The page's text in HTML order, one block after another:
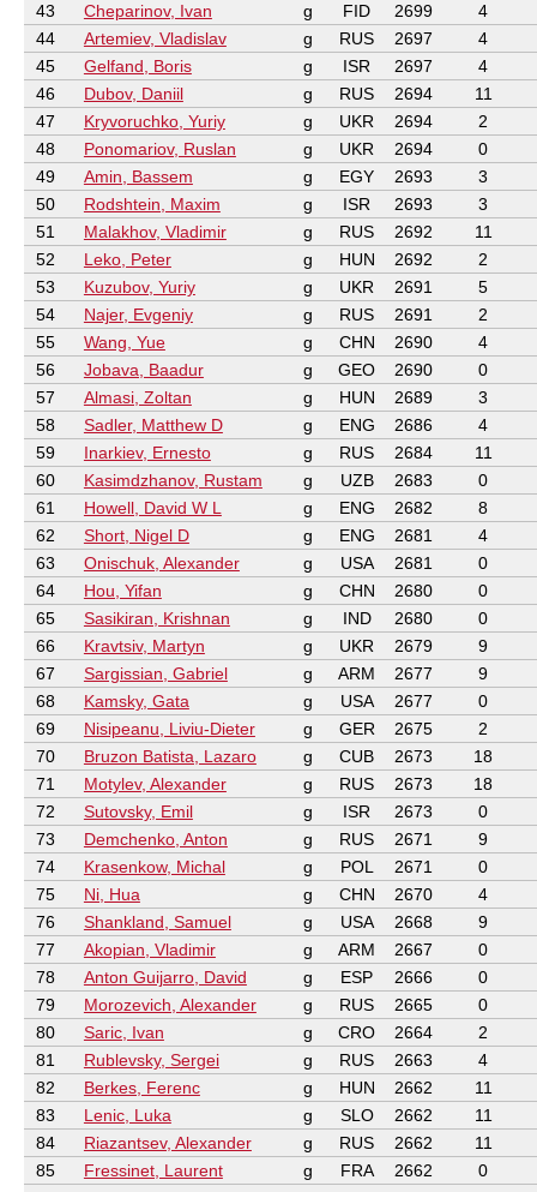
43
Cheparinov, Ivan g FID 2699 4
44
Artemiev, Vladislav g RUS 2697 4
45
Gelfand, Boris g ISR 2697 4
46
Dubov, Daniil g RUS 2694 11
47
Kryvoruchko, Yuriy g UKR 2694 2
48
Ponomariov, Ruslan g UKR 2694 0
49
Amin, Bassem g EGY 2693 3
50
Rodshtein, Maxim g ISR 2693 3
51
Malakhov, Vladimir g RUS 2692 11
52
Leko, Peter g HUN 2692 2
53
Kuzubov, Yuriy g UKR 2691 5
54
Najer, Evgeniy g RUS 2691 2
55
Wang, Yue g CHN 2690 4
56
Jobava, Baadur g GEO 2690 0
57
Almasi, Zoltan g HUN 2689 3
58
Sadler, Matthew D g ENG 2686 4
59
Inarkiev, Ernesto g RUS 2684 11
60
Kasimdzhanov, Rustam g UZB 2683 0
61
Howell, David W L g ENG 2682 8
62
Short, Nigel D g ENG 2681 4
63
Onischuk, Alexander g USA 2681 0
64
Hou, Yifan g CHN 2680 0
65
Sasikiran, Krishnan g IND 2680 0
66
Kravtsiv, Martyn g UKR 2679 9
67
Sargissian, Gabriel g ARM 2677 9
68
Kamsky, Gata g USA 2677 0
69
Nisipeanu, Liviu-Dieter g GER 2675 2
70
Bruzon Batista, Lazaro g CUB 2673 18
71
Motylev, Alexander g RUS 2673 18
72
Sutovsky, Emil g ISR 2673 0
73
Demchenko, Anton g RUS 2671 9
74
Krasenkow, Michal g POL 2671 0
75
Ni, Hua g CHN 2670 4
76
Shankland, Samuel g USA 2668 9
77
Akopian, Vladimir g ARM 2667 0
78
Anton Guijarro, David g ESP 2666 0
79
Morozevich, Alexander g RUS 2665 0
80
Saric, Ivan g CRO 2664 2
81
Rublevsky, Sergei g RUS 2663 4
82
Berkes, Ferenc g HUN 2662 11
83
Lenic, Luka g SLO 2662 11
84
Riazantsev, Alexander g RUS 2662 11
85
Fressinet, Laurent g FRA 2662 0